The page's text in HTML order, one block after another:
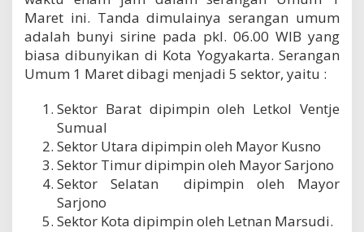
Maret ini. Tanda dimulainya serangan umum
adalah bunyi sirine pada pkl. 06.00 WIB yang
biasa dibunyikan di Kota Yogyakarta. Serangan
Umum 1 Maret dibagi menjadi 5 sektor, yaitu :
Sektor Barat dipimpin oleh Letkol Ventje
Sumual
Sektor Utara dipimpin oleh Mayor Kusno
Sektor Timur dipimpin oleh Mayor Sarjono
Sektor Selatan dipimpin oleh Mayor
Sarjono
Sektor Kota dipimpin oleh Letnan Marsudi.